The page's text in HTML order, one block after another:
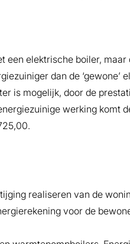
een elektrische boiler,
dan de ‘gewone’
is mogelijk, door de
werking komt
realiseren van de
voor de